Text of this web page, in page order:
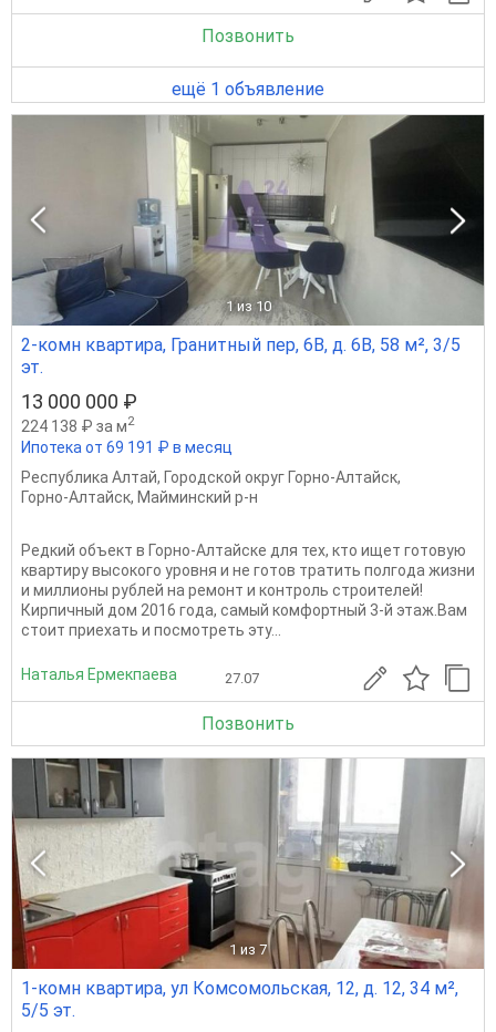
Позвонить
ещё 1 объявление
1 из 10
2-комн квартира, Гранитный пер, 6В, д. 6В, 58 м², 3/5
эт.
13 000 000 ₽
224 138 ₽ за м2
Ипотека от 69 191 ₽ в месяц
Республика Алтай, Городской округ Горно-Алтайск,
Горно-Алтайск, Майминский р-н
Редкий объект в Горно-Алтайске для тех, кто ищет готовую
квартиру высокого уровня и не готов тратить полгода жизни
и миллионы рублей на ремонт и контроль строителей!
Кирпичный дом 2016 года, самый комфортный 3-й этаж.Вам
стоит приехать и посмотреть эту...
Наталья Ермекпаева 27.07
Позвонить
1 из 7
1-комн квартира, ул Комсомольская, 12, д. 12, 34 м²,
5/5 эт.